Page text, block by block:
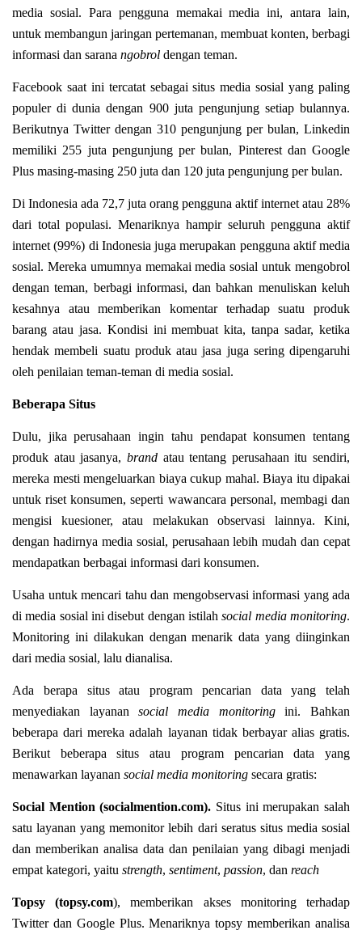
media sosial. Para pengguna memakai media ini, antara lain,
untuk membangun jaringan pertemanan, membuat konten, berbagi
informasi dan sarana ngobrol dengan teman.
Facebook saat ini tercatat sebagai situs media sosial yang paling
populer di dunia dengan 900 juta pengunjung setiap bulannya.
Berikutnya Twitter dengan 310 pengunjung per bulan, Linkedin
memiliki 255 juta pengunjung per bulan, Pinterest dan Google
Plus masing-masing 250 juta dan 120 juta pengunjung per bulan.
Di Indonesia ada 72,7 juta orang pengguna aktif internet atau 28%
dari total populasi. Menariknya hampir seluruh pengguna aktif
internet (99%) di Indonesia juga merupakan pengguna aktif media
sosial. Mereka umumnya memakai media sosial untuk mengobrol
dengan teman, berbagi informasi, dan bahkan menuliskan keluh
kesahnya atau memberikan komentar terhadap suatu produk
barang atau jasa. Kondisi ini membuat kita, tanpa sadar, ketika
hendak membeli suatu produk atau jasa juga sering dipengaruhi
oleh penilaian teman-teman di media sosial.
Beberapa Situs
Dulu, jika perusahaan ingin tahu pendapat konsumen tentang
produk atau jasanya, brandatau tentang perusahaan itu sendiri,
mereka mesti mengeluarkan biaya cukup mahal. Biaya itu dipakai
untuk riset konsumen, seperti wawancara personal, membagi dan
mengisi kuesioner, atau melakukan observasi lainnya. Kini,
dengan hadirnya media sosial, perusahaan lebih mudah dan cepat
mendapatkan berbagai informasi dari konsumen.
Usaha untuk mencari tahu dan mengobservasi informasi yang ada
di media sosial ini disebut dengan istilahsocial media monitoring.
Monitoring ini dilakukan dengan menarik data yang diinginkan
dari media sosial, lalu dianalisa.
Ada berapa situs atau program pencarian data yang telah
menyediakan layanansocial media monitoringini. Bahkan
beberapa dari mereka adalah layanan tidak berbayar alias gratis.
Berikut beberapa situs atau program pencarian data yang
menawarkan layanan social media monitoring secara gratis:
Social Mention (socialmention.com). Situs ini merupakan salah
satu layanan yang memonitor lebih dari seratus situs media sosial
dan memberikan analisa data dan penilaian yang dibagi menjadi
empat kategori, yaitu strength, sentiment, passion, dan reach
Topsy (topsy.com), memberikan akses monitoring terhadap
Twitter dan Google Plus. Menariknya topsy memberikan analisa